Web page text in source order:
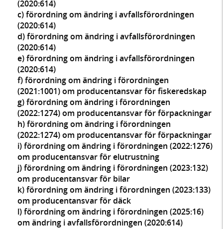
(2020:614)
c) förordning om ändring i avfallsförordningen
(2020:614)
d) förordning om ändring i avfallsförordningen
(2020:614)
e) förordning om ändring i avfallsförordningen
(2020:614)
f) förordning om ändring i förordningen
(2021:1001) om producentansvar för fiskeredskap
g) förordning om ändring i förordningen
(2022:1274) om producentansvar för förpackningar
h) förordning om ändring i förordningen
(2022:1274) om producentansvar för förpackningar
i) förordning om ändring i förordningen (2022:1276)
om producentansvar för elutrustning
j) förordning om ändring i förordningen (2023:132)
om producentansvar för bilar
k) förordning om ändring i förordningen (2023:133)
om producentansvar för däck
l) förordning om ändring i förordningen (2025:16)
om ändring i avfallsförordningen (2020:614)